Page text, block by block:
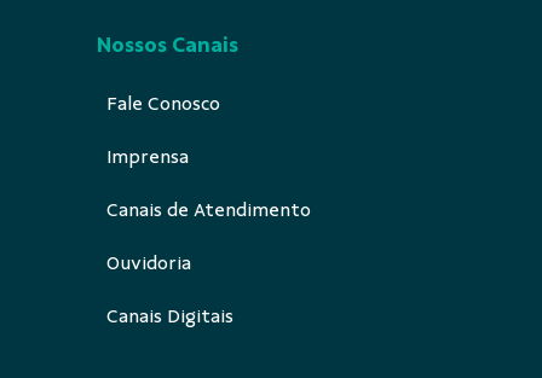
Nossos Canais
Fale Conosco
Imprensa
Canais de Atendimento
Ouvidoria
Canais Digitais